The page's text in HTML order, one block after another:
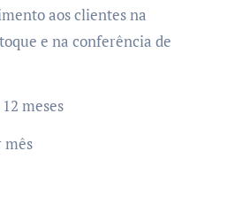
aos clientes na
e na conferência de
meses
mês